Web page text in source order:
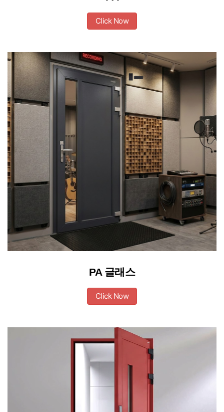
Click Now
PA 글래스
Click Now